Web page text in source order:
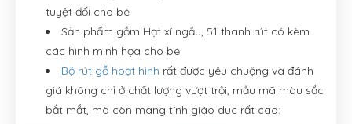
tuyệt đối cho bé
Sản phẩm gồm Hạt xí ngầu, 51 thanh rút có kèm
các hình minh họa cho bé
Bộ rút gỗ hoạt hình rất được yêu chuộng và đánh
giá không chỉ ở chất lượng vượt trội, mẫu mã màu sắc
bắt mắt, mà còn mang tính giáo dục rất cao: